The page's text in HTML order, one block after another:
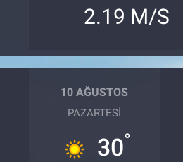
2.19 M/S
10 AĞUSTOS
PAZARTESI
30°